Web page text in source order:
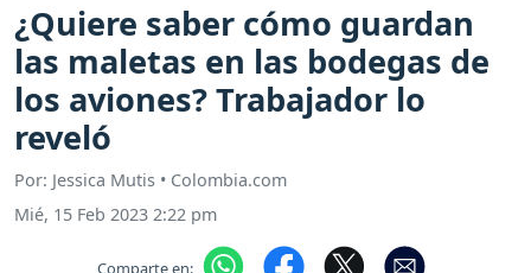
¿Quiere saber cómo guardan
las maletas en las bodegas de
los aviones? Trabajador lo
reveló
Por: Jessica Mutis • Colombia.com
Mié, 15 Feb 2023 2:22 pm
Comparte en: